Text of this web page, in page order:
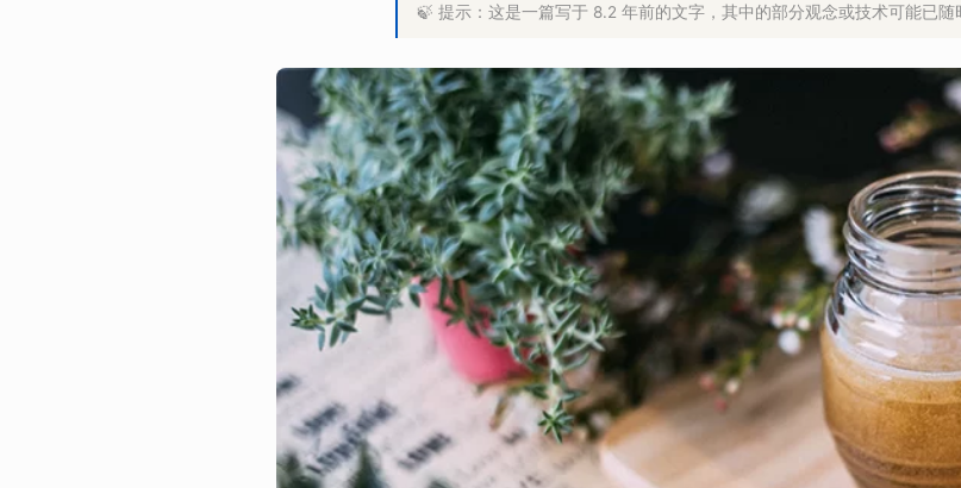
🍃 提示：这是一篇写于 8.2 年前的文字，其中的部分观念或技术可能已随